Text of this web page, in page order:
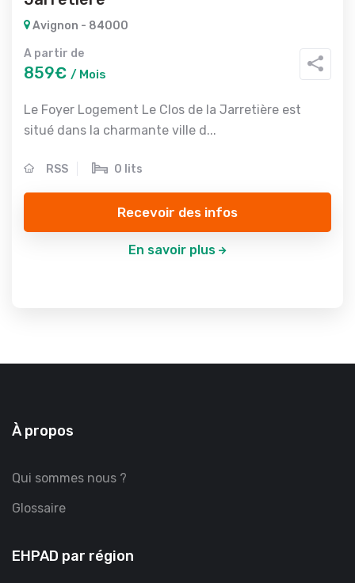
Avignon - 84000
A partir de
859€ / Mois
Le Foyer Logement Le Clos de la Jarretière est
situé dans la charmante ville d...
RSS 0 lits
Recevoir des infos
En savoir plus
À propos
Qui sommes nous ?
Glossaire
EHPAD par région